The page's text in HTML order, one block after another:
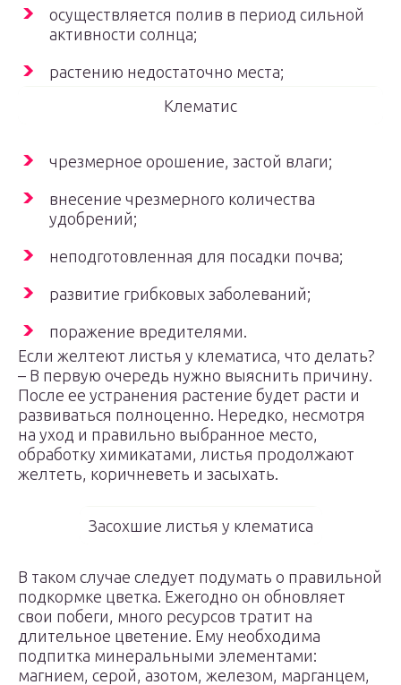
осуществляется полив в период сильной
активности солнца;
растению недостаточно места;
Клематис
чрезмерное орошение, застой влаги;
внесение чрезмерного количества
удобрений;
неподготовленная для посадки почва;
развитие грибковых заболеваний;
поражение вредителями.
Если желтеют листья у клематиса, что делать?
– В первую очередь нужно выяснить причину.
После ее устранения растение будет расти и
развиваться полноценно. Нередко, несмотря
на уход и правильно выбранное место,
обработку химикатами, листья продолжают
желтеть, коричневеть и засыхать.
Засохшие листья у клематиса
В таком случае следует подумать о правильной
подкормке цветка. Ежегодно он обновляет
свои побеги, много ресурсов тратит на
длительное цветение. Ему необходима
подпитка минеральными элементами:
магнием, серой, азотом, железом, марганцем,